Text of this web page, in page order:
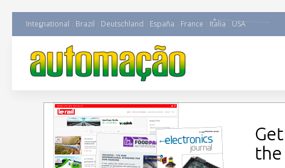
International Brazil Deutschland España France Italia USA